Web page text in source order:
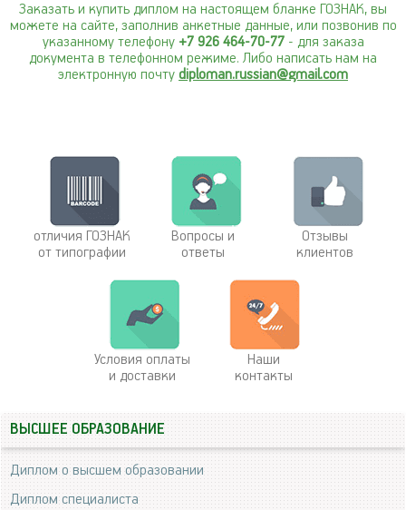
Заказать и купить диплом на настоящем бланке ГОЗНАК, вы
можете на сайте, заполнив анкетные данные, или позвонив по
указанному телефону +7 926 464-70-77- для заказа
документа в телефонном режиме. Либо написать нам на
электронную почту diploman.russian@gmail.com
отличия ГОЗНАК
от типографии
Вопросы и
ответы
Отзывы
клиентов
Условия оплаты
и доставки
Наши
контакты
ВЫСШЕЕ ОБРАЗОВАНИЕ
Диплом о высшем образовании
Диплом специалиста